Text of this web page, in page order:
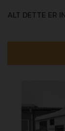
ALT DETTE ER